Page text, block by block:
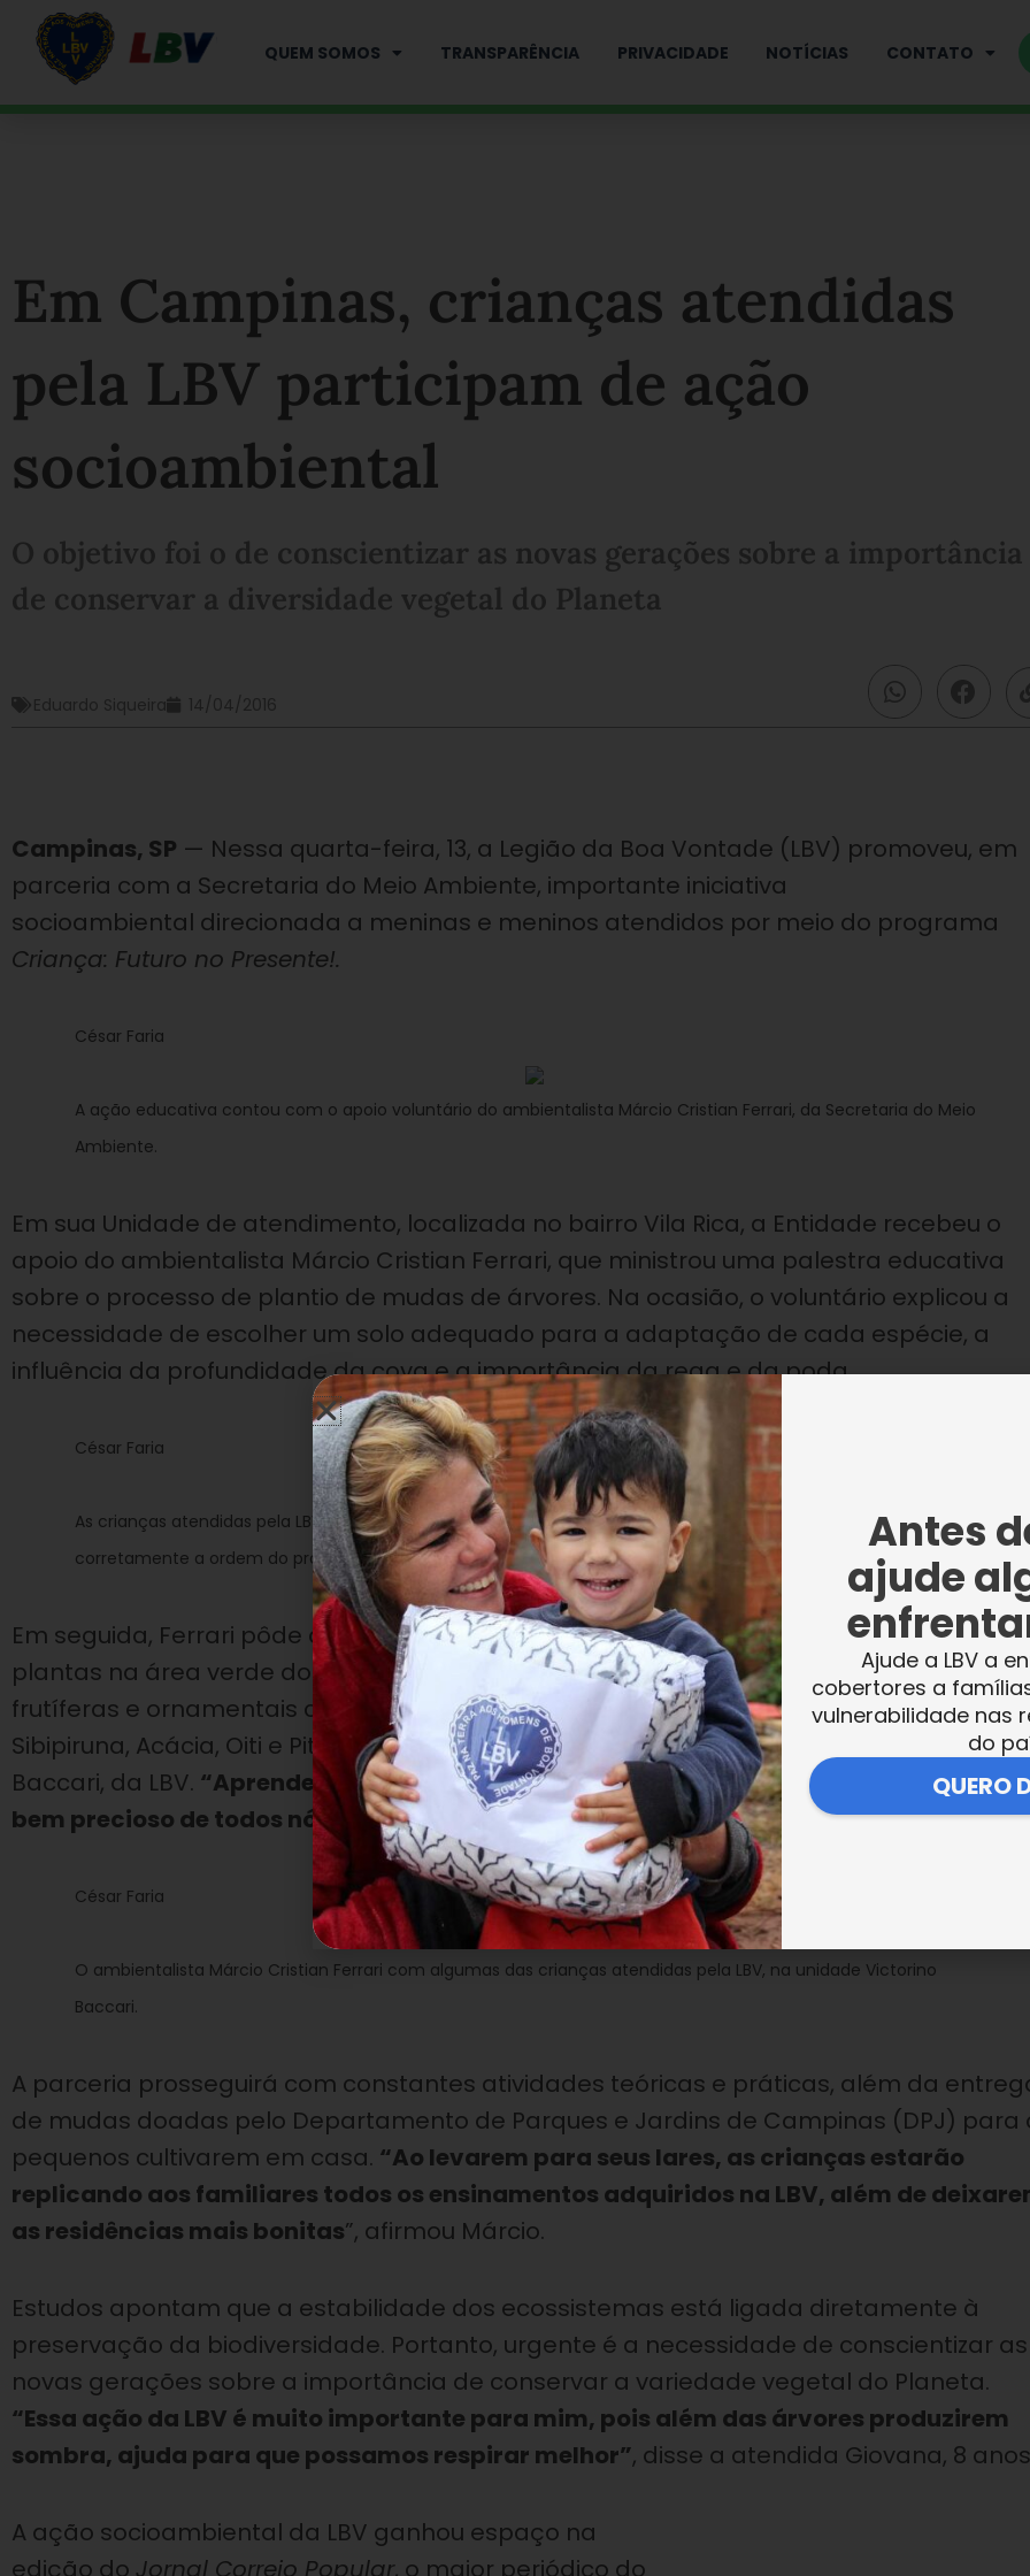
QUEM SOMOS TRANSPARÊNCIA PRIVACIDADE NOTÍCIAS CONTATO
Em Campinas, crianças atendidas
pela LBV participam de ação
socioambiental
O objetivo foi o de conscientizar as novas gerações sobre a importância
de conservar a diversidade vegetal do Planeta
Eduardo Siqueira 14/04/2016
Campinas, SP — Nessa quarta-feira, 13, a Legião da Boa Vontade (LBV) promoveu, em
parceria com a Secretaria do Meio Ambiente, importante iniciativa
socioambiental direcionada a meninas e meninos atendidos por meio do programa
Criança: Futuro no Presente!.
César Faria
A ação educativa contou com o apoio voluntário do ambientalista Márcio Cristian Ferrari, da Secretaria do Meio
Ambiente.
Em sua Unidade de atendimento, localizada no bairro Vila Rica, a Entidade recebeu o
apoio do ambientalista Márcio Cristian Ferrari, que ministrou uma palestra educativa
sobre o processo de plantio de mudas de árvores. Na ocasião, o voluntário explicou a
necessidade de escolher um solo adequado para a adaptação de cada espécie, a
influência da profundidade da cova e a importância da rega e da poda.
César Faria
As crianças atendidas pela LBV aprenderam, na prática, os cuidados com as plantações de mudas, seguindo
corretamente a ordem do processo.
Em seguida, Ferrari pôde demonstrar aos pequenos, o passo a passo da inserção das
plantas na área verde do Centro Comunitário de Assistência Social. Várias mudas
frutíferas e ornamentais como Ipês Brancos e Amarelos, Aroeira, Pau-Brasil,
Sibipiruna, Acácia, Oiti e Pitanga passaram a integrar o jardim da Unidade Victorino
Baccari, da LBV. “Aprendemos na LBV a importância de preservar a Natureza, que é
bem precioso de todos nós” , ressaltou a educadora social Elaine Safra.
César Faria
O ambientalista Márcio Cristian Ferrari com algumas das crianças atendidas pela LBV, na unidade Victorino
Baccari.
A parceria prosseguirá com constantes atividades teóricas e práticas, além da
de mudas doadas pelo Departamento de Parques e Jardins de Campinas (DPJ) para
pequenos cultivarem em casa. “Ao levarem para seus lares, as crianças estarão
replicando aos familiares todos os ensinamentos adquiridos na LBV, além de
as residências mais bonitas”, afirmou Márcio.
Estudos apontam que a estabilidade dos ecossistemas está ligada diretamente à
preservação da biodiversidade. Portanto, urgente é a necessidade de conscientizar as
novas gerações sobre a importância de conservar a variedade vegetal do Planeta.
“Essa ação da LBV é muito importante para mim, pois além das árvores produzirem
sombra, ajuda para que possamos respirar melhor”, disse a atendida Giovana, 8
A ação socioambiental da LBV ganhou espaço na
edição do Jornal Correio Popular, o maior periódico do
Antes
ajude
Ajude a LBV a
cobertores a
vulnerabilidade nas
do
QUERO